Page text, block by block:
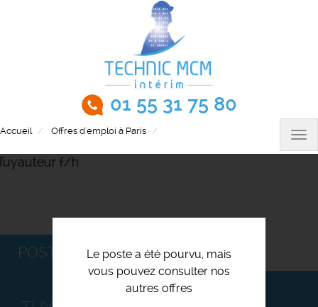
01 55 31 75 80
Accueil Offres d'emploi à Paris
Le poste a été pourvu, mais
vous pouvez consulter nos
autres offres
POSTULEZ